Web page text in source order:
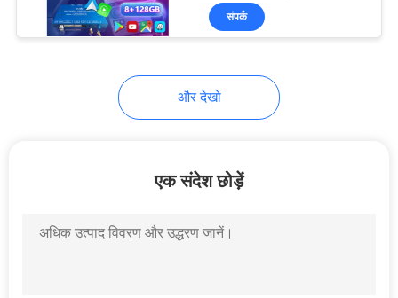
कार एआई बॉक्स
संपर्क
और देखो
एक संदेश छोड़ें